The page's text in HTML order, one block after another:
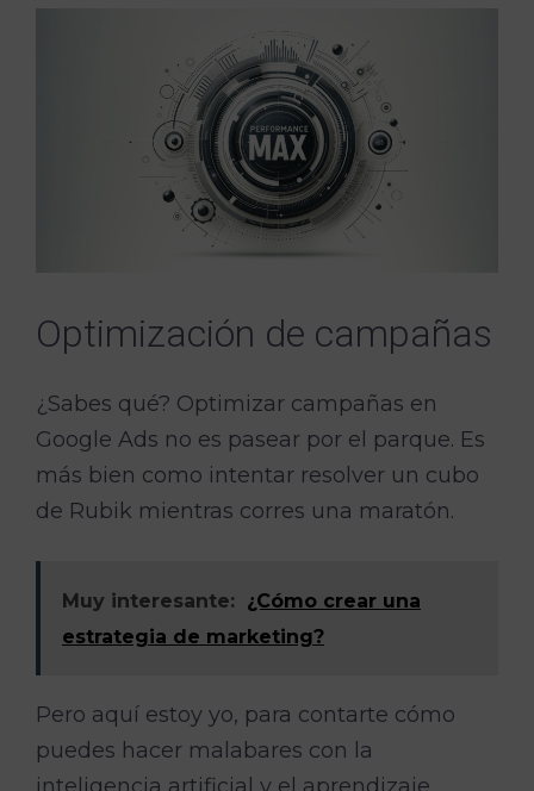
Optimización de campañas
¿Sabes qué? Optimizar campañas en
Google Ads no es pasear por el parque. Es
más bien como intentar resolver un cubo
de Rubik mientras corres una maratón.
Muy interesante: ¿Cómo crear una
estrategia de marketing?
Pero aquí estoy yo, para contarte cómo
puedes hacer malabares con la